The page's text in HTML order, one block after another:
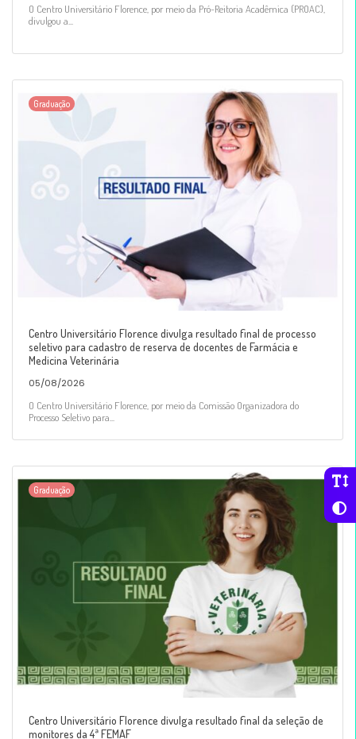
O Centro Universitário Florence, por meio da Pró-Reitoria Acadêmica (PROAC),
divulgou a...
Graduação
Centro Universitário Florence divulga resultado final de processo
seletivo para cadastro de reserva de docentes de Farmácia e
Medicina Veterinária
05/08/2026
O Centro Universitário Florence, por meio da Comissão Organizadora do
Processo Seletivo para...
Graduação
Centro Universitário Florence divulga resultado final da seleção de
monitores da 4ª FEMAF